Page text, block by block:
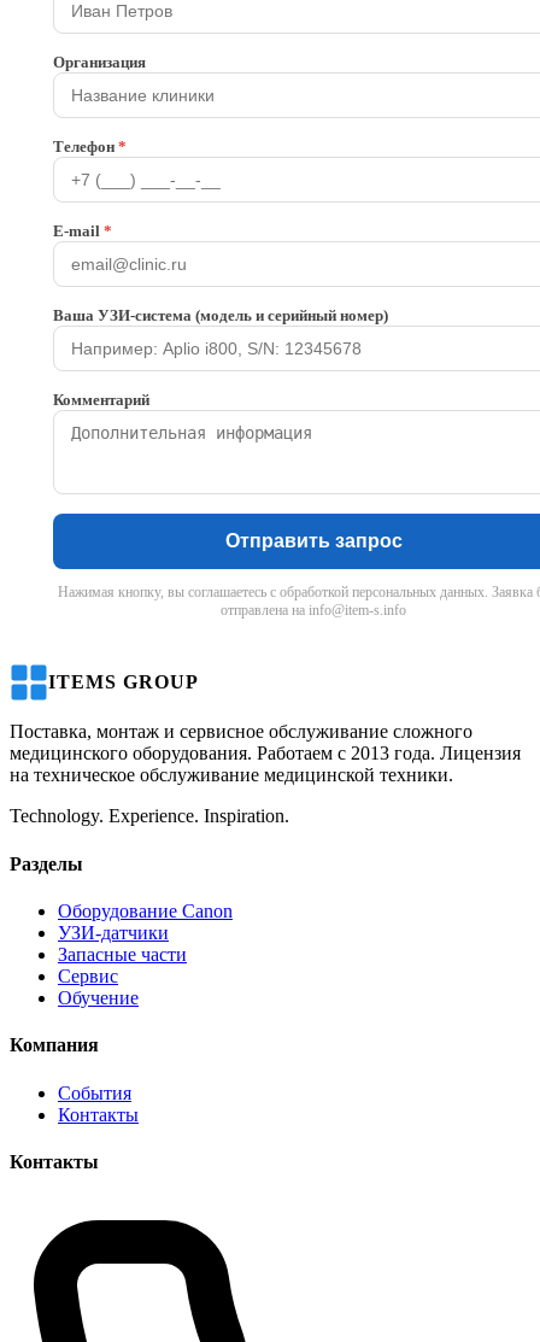
Организация
Телефон *
E-mail *
Ваша УЗИ-система (модель и серийный номер)
Комментарий
Отправить запрос
Нажимая кнопку, вы соглашаетесь с обработкой персональных данных. Заявка
отправлена на info@item-s.info
ITEMS GROUP
Поставка, монтаж и сервисное обслуживание сложного
медицинского оборудования. Работаем с 2013 года. Лицензия
на техническое обслуживание медицинской техники.
Technology. Experience. Inspiration.
Разделы
Оборудование Canon
УЗИ-датчики
Запасные части
Сервис
Обучение
Компания
События
Контакты
Контакты